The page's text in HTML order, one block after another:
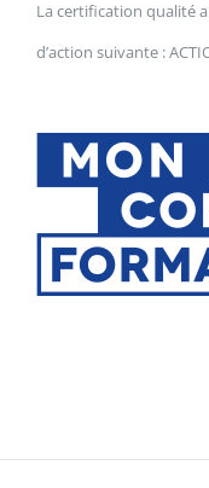
La certification qualité
d’action suivante :